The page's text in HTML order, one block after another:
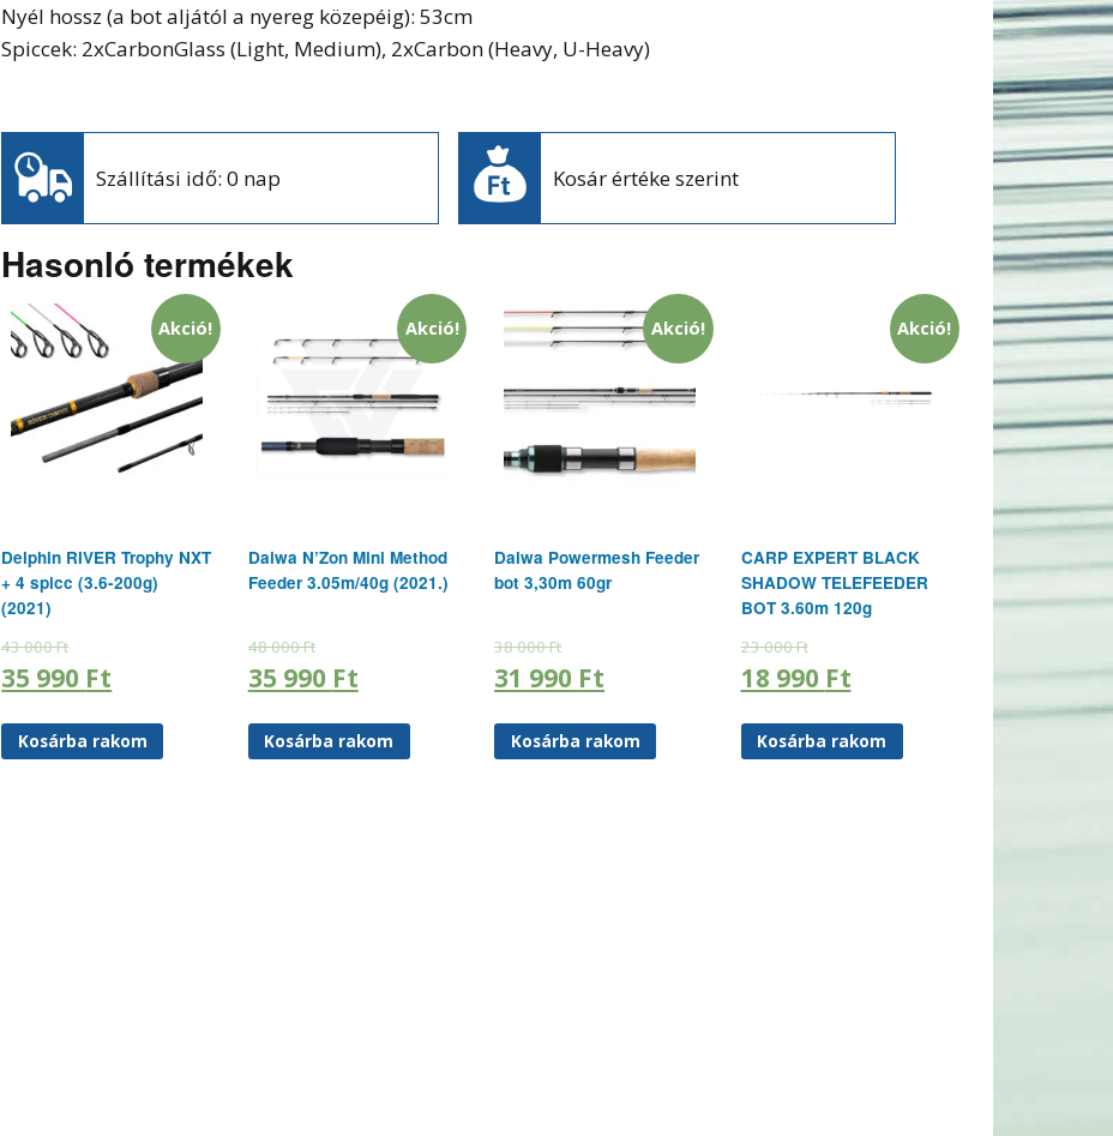
Nyél hossz (a bot aljától a nyereg közepéig): 53cm
Spiccek: 2xCarbonGlass (Light, Medium), 2xCarbon (Heavy, U-Heavy)
Szállítási idő: 0 nap Kosár értéke szerint
Hasonló termékek
Akció!
Delphin RIVER Trophy NXT
+ 4 spicc (3.6-200g)
(2021)
43 000Ft
35 990 Ft
Kosárba rakom
Akció!
Daiwa N’Zon Mini Method
Feeder 3.05m/40g (2021.)
48 000Ft
35 990 Ft
Kosárba rakom
Akció!
Daiwa Powermesh Feeder
bot 3,30m 60gr
38 000Ft
31 990 Ft
Kosárba rakom
Akció!
CARP EXPERT BLACK
SHADOW TELEFEEDER
BOT 3.60m 120g
23 000Ft
18 990 Ft
Kosárba rakom